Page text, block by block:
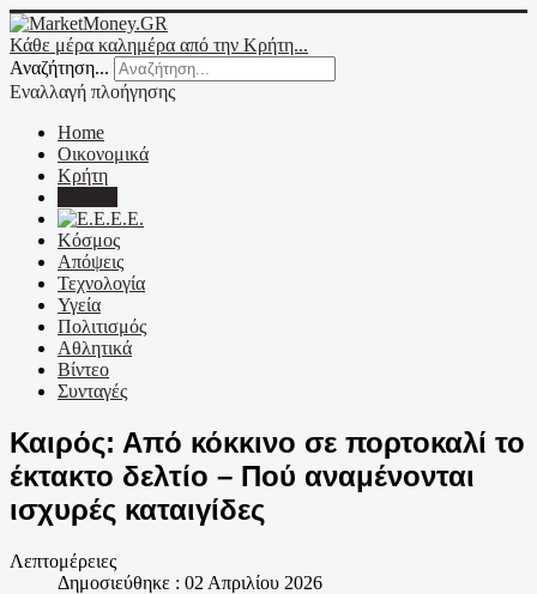
Κάθε μέρα καλημέρα από την Κρήτη...
Αναζήτηση...
Εναλλαγή πλοήγησης
Home
Οικονομικά
Κρήτη
Ε.Ε.
Κόσμος
Απόψεις
Τεχνολογία
Υγεία
Πολιτισμός
Αθλητικά
Βίντεο
Συνταγές
Καιρός: Από κόκκινο σε πορτοκαλί το
έκτακτο δελτίο – Πού αναμένονται
ισχυρές καταιγίδες
Λεπτομέρειες
Δημοσιεύθηκε : 02 Απριλίου 2026